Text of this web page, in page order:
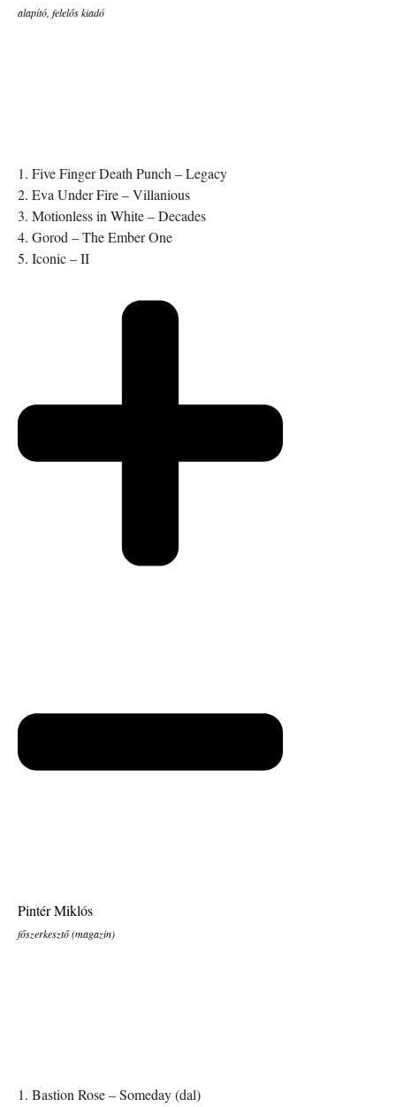
alapító, felelős kiadó
1. Five Finger Death Punch – Legacy
2. Eva Under Fire – Villanious
3. Motionless in White – Decades
4. Gorod – The Ember One
5. Iconic – II
Pintér Miklós
főszerkesztő (magazin)
1. Bastion Rose – Someday (dal)